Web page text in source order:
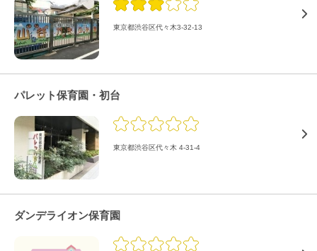
東京都渋谷区代々木3-32-13
パレット保育園・初台
東京都渋谷区代々木 4-31-4
ダンデライオン保育園